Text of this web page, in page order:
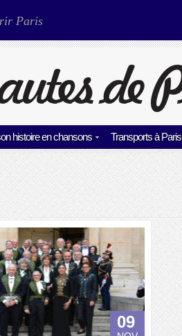
Paris
histoire en chansons Transports à Paris
09